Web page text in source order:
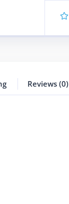
2
Reviews (0)